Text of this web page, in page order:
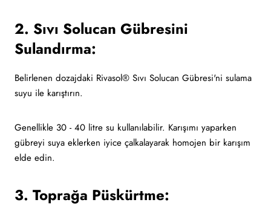
2. Sıvı Solucan Gübresini
Sulandırma:
Belirlenen dozajdaki Rivasol® Sıvı Solucan Gübresi'ni sulama
suyu ile karıştırın.
Genellikle 30 - 40 litre su kullanılabilir. Karışımı yaparken
gübreyi suya eklerken iyice çalkalayarak homojen bir karışım
elde edin.
3. Toprağa Püskürtme: